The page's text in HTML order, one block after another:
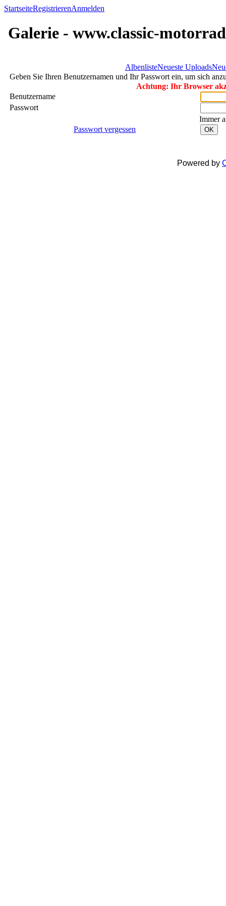
StartseiteRegistrierenAnmelden
Galerie - www.classic-
AlbenlisteNeueste Uploads
Geben Sie Ihren Benutzernamen und Ihr Passwort ein, um sich
Achtung: Ihr Browser
Benutzername
Passwort
Immer
Passwort vergessen
OK
Powered by